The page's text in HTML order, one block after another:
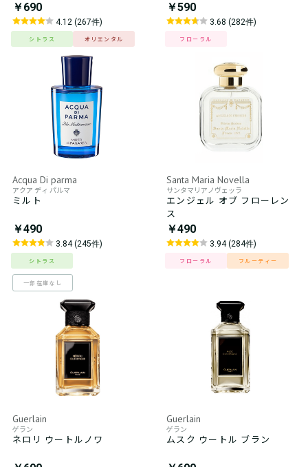
￥690
4.12 (267件)
シトラス オリエンタル
￥590
3.68 (282件)
フローラル
Acqua Di parma
アクア ディ パルマ
ミルト
￥490
3.84 (245件)
シトラス
一部在庫なし
Santa Maria Novella
サンタマリアノヴェッラ
エンジェル オブ フローレン
ス
￥490
3.94 (284件)
フローラル フルーティー
Guerlain
ゲラン
ネロリ ウートルノワ
Guerlain
ゲラン
ムスク ウートル ブラン